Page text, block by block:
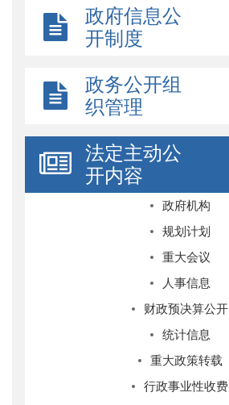
政府信息公
开制度
政务公开组
织管理
法定主动公
开内容
政府机构
规划计划
重大会议
人事信息
财政预决算公开
统计信息
重大政策转载
行政事业性收费